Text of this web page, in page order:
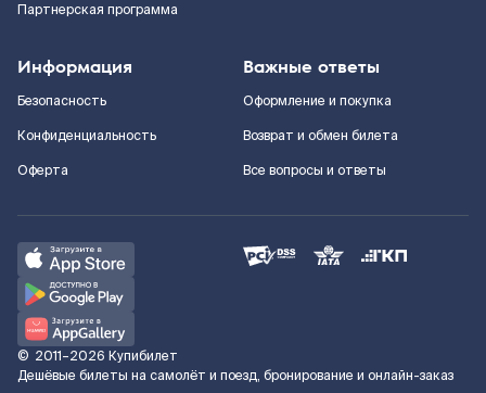
Партнерская программа
Информация
Безопасность
Конфиденциальность
Оферта
Важные ответы
Оформление и покупка
Возврат и обмен билета
Все вопросы и ответы
© 2011–2026 Купибилет
Дешёвые билеты на самолёт и поезд, бронирование и онлайн-заказ